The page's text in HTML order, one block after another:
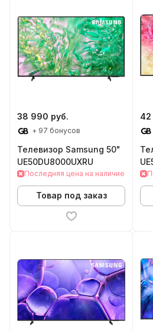
38 990 руб.
+ 97 бонусов
Телевизор Samsung 50"
UE50DU8000UXRU
Последняя цена на наличие
Товар под заказ
42